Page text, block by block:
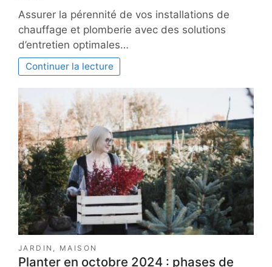
Assurer la pérennité de vos installations de
chauffage et plomberie avec des solutions
d’entretien optimales…
Continuer la lecture
JARDIN , MAISON
Planter en octobre 2024 : phases de